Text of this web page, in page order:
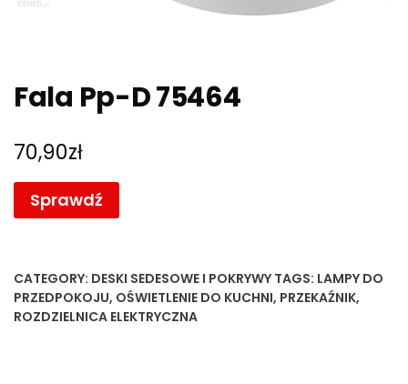
Fala Pp-D 75464
70,90zł
Sprawdź
CATEGORY: DESKI SEDESOWE I POKRYWY TAGS: LAMPY DO
PRZEDPOKOJU, OŚWIETLENIE DO KUCHNI, PRZEKAŹNIK,
ROZDZIELNICA ELEKTRYCZNA